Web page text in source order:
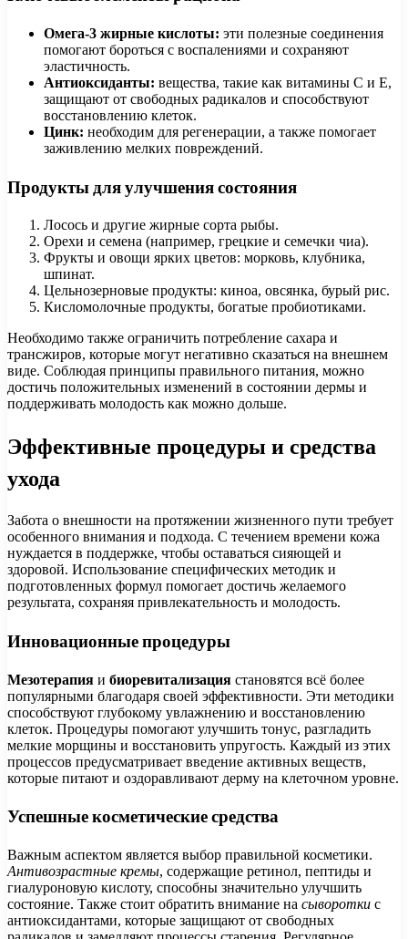
Омега-3 жирные кислоты: эти полезные соединения
помогают бороться с воспалениями и сохраняют
эластичность.
Антиоксиданты: вещества, такие как витамины C и E,
защищают от свободных радикалов и способствуют
восстановлению клеток.
Цинк: необходим для регенерации, а также помогает
заживлению мелких повреждений.
Продукты для улучшения состояния
Лосось и другие жирные сорта рыбы.
Орехи и семена (например, грецкие и семечки чиа).
Фрукты и овощи ярких цветов: морковь, клубника,
шпинат.
Цельнозерновые продукты: киноа, овсянка, бурый рис.
Кисломолочные продукты, богатые пробиотиками.
Необходимо также ограничить потребление сахара и
трансжиров, которые могут негативно сказаться на внешнем
виде. Соблюдая принципы правильного питания, можно
достичь положительных изменений в состоянии дермы и
поддерживать молодость как можно дольше.
Эффективные процедуры и средства
ухода
Забота о внешности на протяжении жизненного пути требует
особенного внимания и подхода. С течением времени кожа
нуждается в поддержке, чтобы оставаться сияющей и
здоровой. Использование специфических методик и
подготовленных формул помогает достичь желаемого
результата, сохраняя привлекательность и молодость.
Инновационные процедуры
Мезотерапия и биоревитализация становятся всё более
популярными благодаря своей эффективности. Эти методики
способствуют глубокому увлажнению и восстановлению
клеток. Процедуры помогают улучшить тонус, разгладить
мелкие морщины и восстановить упругость. Каждый из этих
процессов предусматривает введение активных веществ,
которые питают и оздоравливают дерму на клеточном уровне.
Успешные косметические средства
Важным аспектом является выбор правильной косметики.
Антивозрастные кремы, содержащие ретинол, пептиды и
гиалуроновую кислоту, способны значительно улучшить
состояние. Также стоит обратить внимание на сыворотки с
антиоксидантами, которые защищают от свободных